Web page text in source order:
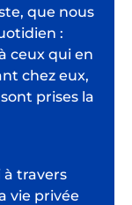
que nous
:
ceux qui en
chez eux,
prises la
vie privée